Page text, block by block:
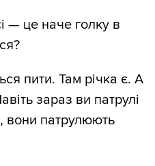
— це наче голку в
пити. Там річка є. А
зараз ви патрулі
вони патрулюють